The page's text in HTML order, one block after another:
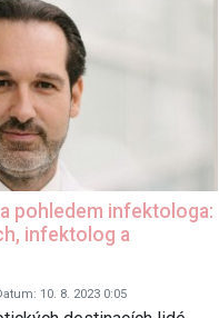
pohledem infektologa:
infektolog a
10. 8. 2023 0:05